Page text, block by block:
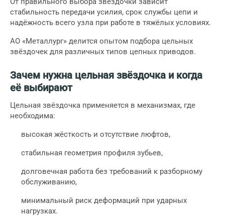
стабильность передачи усилия, срок службы цепи и
надёжность всего узла при работе в тяжёлых условиях.
АО «Металлург» делится опытом подбора цельных
звёздочек для различных типов цепных приводов.
Зачем нужна цельная звёздочка и когда
её выбирают
Цельная звёздочка применяется в механизмах, где
необходима:
высокая жёсткость и отсутствие люфтов,
стабильная геометрия профиля зубьев,
долговечная работа без требований к разборному
обслуживанию,
минимальный риск деформаций при ударных
нагрузках.